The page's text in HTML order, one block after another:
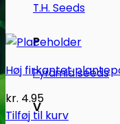
T.H. Seeds
P
Pyramid seeds
V
Høj firkantet
kr. 4.95
Tilføj til kurv